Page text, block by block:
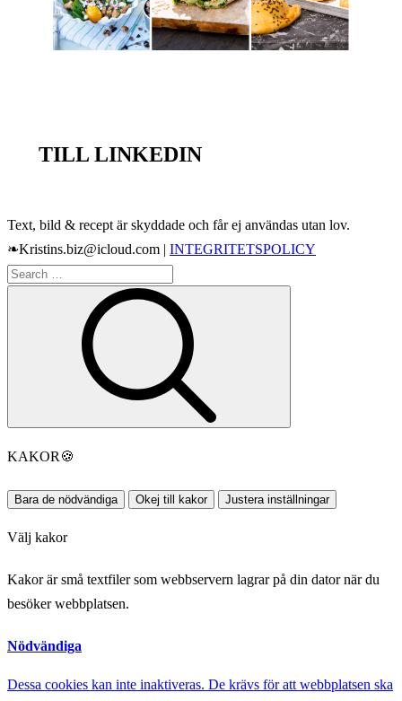
TILL LINKEDIN
Text, bild & recept är skyddade och får ej användas utan lov.
❧Kristins.biz@icloud.com | INTEGRITETSPOLICY
Search
KAKOR 🍪
Bara de nödvändiga Okej till kakor Justera inställningar
Välj kakor
Kakor är små textfiler som webbservern lagrar på din dator när du
besöker webbplatsen.
Nödvändiga
Dessa cookies kan inte inaktiveras. De krävs för att webbplatsen ska